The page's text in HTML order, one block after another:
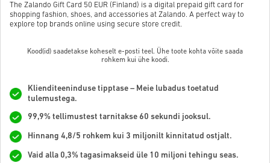
The Zalando Gift Card 50 EUR (Finland) is a digital prepaid gift card for
shopping fashion, shoes, and accessories at Zalando. A perfect way to
explore top brands online using secure store credit.
Kood(id) saadetakse koheselt e-posti teel. Ühe toote kohta võite saada
rohkem kui ühe koodi.
Klienditeeninduse tipptase – Meie lubadus toetatud
tulemustega.
99,9% tellimustest tarnitakse 60 sekundi jooksul.
Hinnang 4,8/5 rohkem kui 3 miljonilt kinnitatud ostjalt.
Vaid alla 0,3% tagasimakseid üle 10 miljoni tehingu seas.